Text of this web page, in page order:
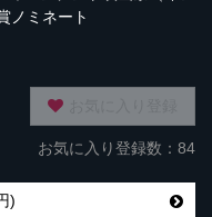
ノミネート
お気に入り登録数：84
)